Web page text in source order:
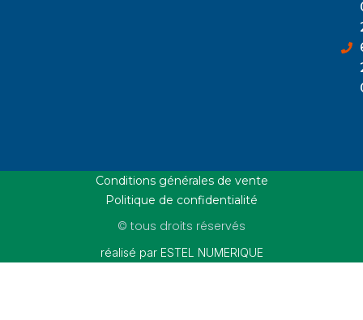
Conditions générales de vente
Politique de confidentialité
© tous droits réservés
réalisé par ESTEL NUMERIQUE